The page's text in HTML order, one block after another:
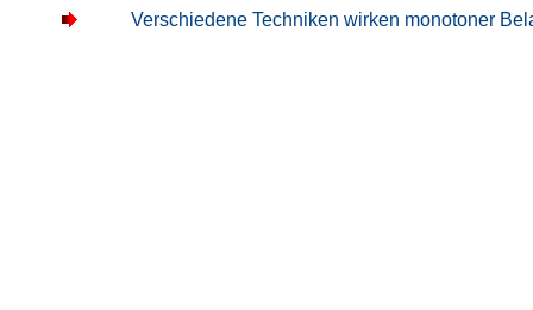
Verschiedene Techniken wirken monotoner